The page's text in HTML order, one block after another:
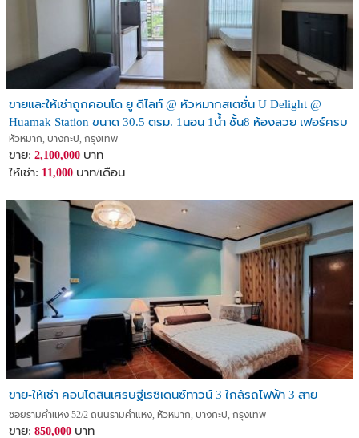
ขายและให้เช่าถูกคอนโด ยู ดีไลท์ @ หัวหมากสเตชั่น U Delight @
Huamak Station ขนาด 30.5 ตรม. 1นอน 1น้ำ ชั้น8 ห้องสวย เฟอร์ครบ
ใกล้ Airport Link รามคำแหง
หัวหมาก, บางกะปิ, กรุงเทพ
ขาย: 2,100,000 บาท
ให้เช่า: 11,000 บาท/เดือน
ขาย-ให้เช่า คอนโดสินเศรษฐีเรซิเดนซ์ทาวน์ 3 ใกล้รถไฟฟ้า 3 สาย
ซอยรามคำแหง 52/2 ถนนรามคำแหง, หัวหมาก, บางกะปิ, กรุงเทพ
ขาย: 850,000 บาท